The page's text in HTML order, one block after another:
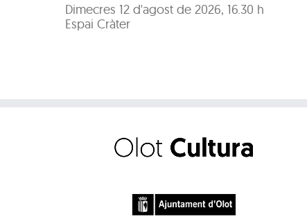
Dimecres 12 d'agost de 2026, 16.30 h
Espai Cràter